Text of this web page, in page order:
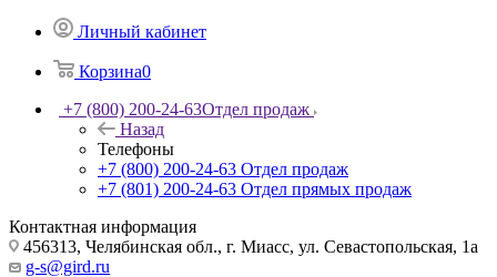
Личный кабинет
Корзина0
+7 (800) 200-24-63Отдел продаж
Назад
Телефоны
+7 (800) 200-24-63 Отдел продаж
+7 (801) 200-24-63 Отдел прямых продаж
Контактная информация
456313, Челябинская обл., г. Миасс, ул. Севастопольская, 1а
g-s@gird.ru